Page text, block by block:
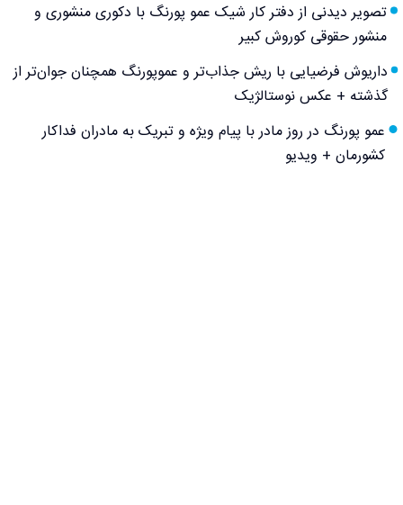
تصویر دیدنی از دفتر کار شیک عمو پورنگ با دکوری منشوری و
منشور حقوقی کوروش کبیر
داریوش فرضیایی با ریش جذاب‌تر و عموپورنگ همچنان جوان‌تر از
گذشته + عکس نوستالژیک
عمو پورنگ در روز مادر با پیام ویژه و تبریک به مادران فداکار
کشورمان + ویدیو